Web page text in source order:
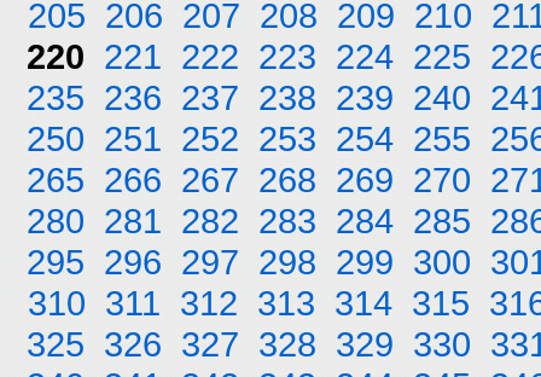
205 206 207 208 209 210
220 221 222 223 224 225
235 236 237 238 239 240
250 251 252 253 254 255
265 266 267 268 269 270
280 281 282 283 284 285
295 296 297 298 299 300
310 311 312 313 314 315
325 326 327 328 329 330